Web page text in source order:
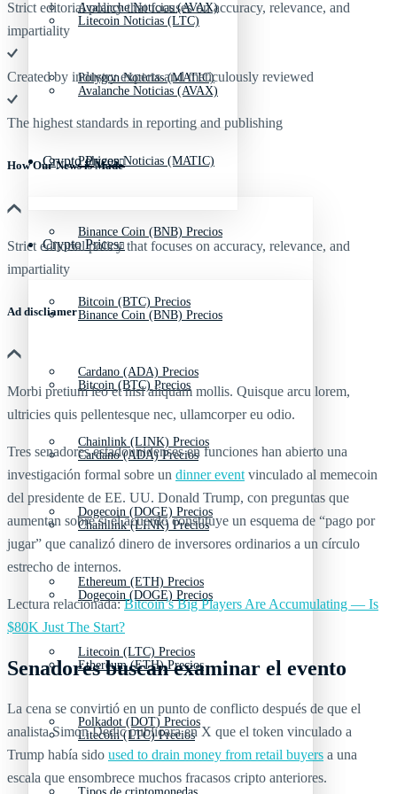
Avalanche Noticias (AVAX)
Polygon Noticias (MATIC)
Crypto Prices
Binance Coin (BNB) Precios
Bitcoin (BTC) Precios
Cardano (ADA) Precios
Chainlink (LINK) Precios
Dogecoin (DOGE) Precios
Ethereum (ETH) Precios
Litecoin (LTC) Precios
Polkadot (DOT) Precios
Litecoin Noticias (LTC)
Avalanche Noticias (AVAX)
Polygon Noticias (MATIC)
Crypto Prices
Binance Coin (BNB) Precios
Bitcoin (BTC) Precios
Cardano (ADA) Precios
Chainlink (LINK) Precios
Dogecoin (DOGE) Precios
Ethereum (ETH) Precios
Litecoin (LTC) Precios
Strict editorial policy that focuses on accuracy, relevance, and
impartiality
Created by industry experts and meticulously reviewed
The highest standards in reporting and publishing
How Our News is Made
Strict editorial policy that focuses on accuracy, relevance, and
impartiality
Ad discliamer
Morbi pretium leo et nisl aliquam mollis. Quisque arcu lorem,
ultricies quis pellentesque nec, ullamcorper eu odio.
Tres senadores estadounidenses en funciones han abierto una
investigación formal sobre un dinner event vinculado al memecoin
del presidente de EE. UU. Donald Trump, con preguntas que
aumentan sobre si el acuerdo constituye un esquema de “pago por
jugar” que canalizó dinero de inversores ordinarios a un círculo
estrecho de internos.
Lectura relacionada:Bitcoin’s Big Players Are Accumulating — Is
$80K Just The Start?
Senadores buscan examinar el evento
La cena se convirtió en un punto de conflicto después de que el
analista Simon Dedic publicara en X que el token vinculado a
Trump había sido used to drain money from retail buyers a una
escala que ensombrece muchos fracasos cripto anteriores.